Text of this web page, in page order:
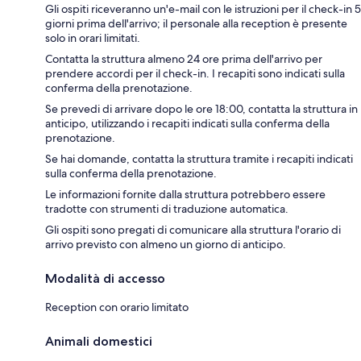
Gli ospiti riceveranno un'e-mail con le istruzioni per il check-in 5
giorni prima dell'arrivo; il personale alla reception è presente
solo in orari limitati.
Contatta la struttura almeno 24 ore prima dell'arrivo per
prendere accordi per il check-in. I recapiti sono indicati sulla
conferma della prenotazione.
Se prevedi di arrivare dopo le ore 18:00, contatta la struttura in
anticipo, utilizzando i recapiti indicati sulla conferma della
prenotazione.
Se hai domande, contatta la struttura tramite i recapiti indicati
sulla conferma della prenotazione.
Le informazioni fornite dalla struttura potrebbero essere
tradotte con strumenti di traduzione automatica.
Gli ospiti sono pregati di comunicare alla struttura l'orario di
arrivo previsto con almeno un giorno di anticipo.
Modalità di accesso
Reception con orario limitato
Animali domestici